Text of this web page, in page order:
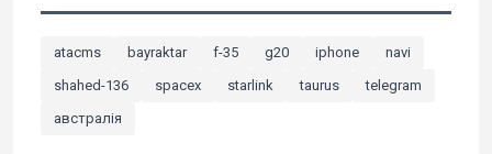
atacms bayraktar f-35 g20 iphone
navi
shahed-136
spacex starlink taurus
telegram
австралія